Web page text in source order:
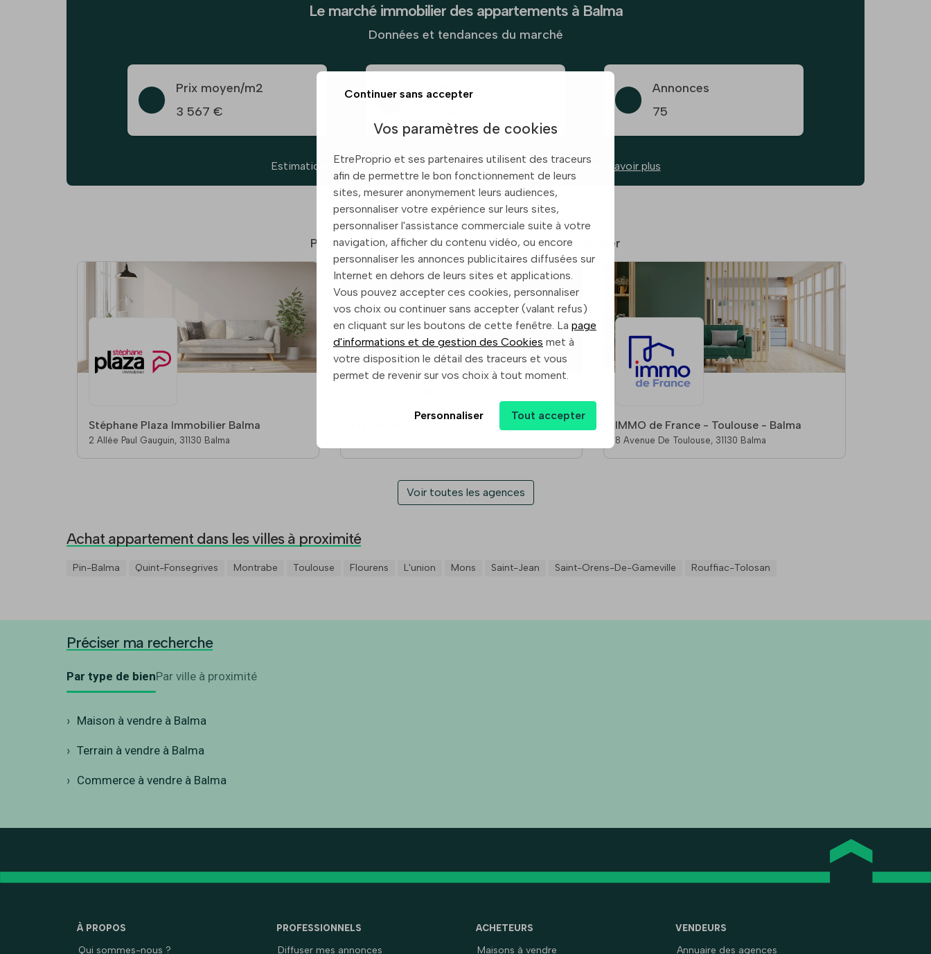
Le marché immobilier des appartements à Balma
Données et tendances du marché
Prix moyen/m2
3 567 €
Prix moyen
Annonces
75
Estimations des prix basées sur les annonces d’etreproprio.com, en savoir plus
Agences immobilières à Balma
Partenaires de confiance pour votre projet immobilier
Stéphane Plaza Immobilier Balma
2 Allée Paul Gauguin, 31130 Balma
IMMO de France - Toulouse - Balma
8 Avenue De Toulouse, 31130 Balma
Voir toutes les agences
Achat appartement dans les villes à proximité
Pin-Balma Quint-Fonsegrives Montrabe Toulouse Flourens L'union Mons Saint-Jean Saint-Orens-De-Gameville Rouffiac-Tolosan
Préciser ma recherche
Par type de bienPar ville à proximité
Maison à vendre à Balma
Terrain à vendre à Balma
Commerce à vendre à Balma
À PROPOS
Qui sommes-nous ?
PROFESSIONNELS
Diffuser mes annonces
ACHETEURS
Maisons à vendre
VENDEURS
Annuaire des agences
Continuer sans accepter
Vos paramètres de cookies
EtreProprio et ses partenaires utilisent des traceurs
afin de permettre le bon fonctionnement de leurs
sites, mesurer anonymement leurs audiences,
personnaliser votre expérience sur leurs sites,
personnaliser l'assistance commerciale suite à votre
navigation, afficher du contenu vidéo, ou encore
personnaliser les annonces publicitaires diffusées sur
Internet en dehors de leurs sites et applications.
Vous pouvez accepter ces cookies, personnaliser
vos choix ou continuer sans accepter (valant refus)
en cliquant sur les boutons de cette fenêtre. La page
d'informations et de gestion des Cookies met à
votre disposition le détail des traceurs et vous
permet de revenir sur vos choix à tout moment.
Personnaliser Tout accepter